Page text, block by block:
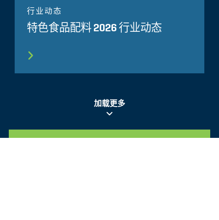
行业动态
特色食品配料 2026 行业动态
加载更多